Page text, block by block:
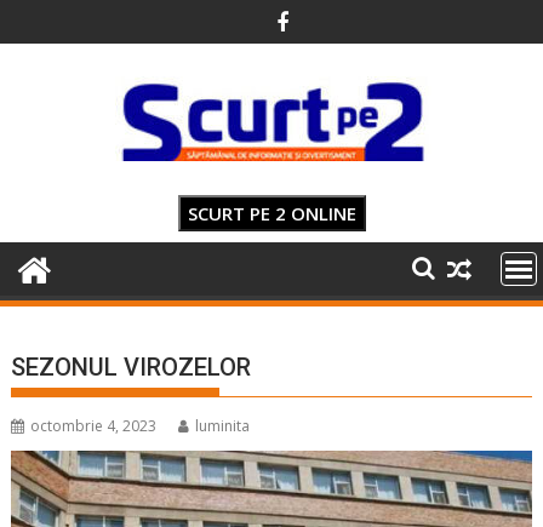
to
SCURT PE 2 ONLINE
SEZONUL VIROZELOR
octombrie 4, 2023 luminita